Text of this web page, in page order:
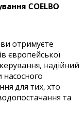
COELBO
отримуєте
європейської
надійний
насосного
для тих, хто
та